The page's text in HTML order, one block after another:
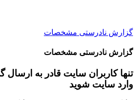
گزارش نادرستی مشخصات
گزارش نادرستی مشخصات
تنها کاربران سایت قادر به
وارد سایت شوید